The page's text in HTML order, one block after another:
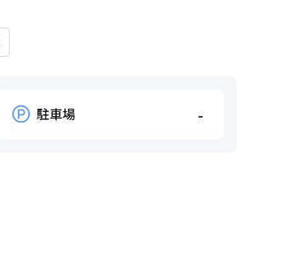
駐車場 -